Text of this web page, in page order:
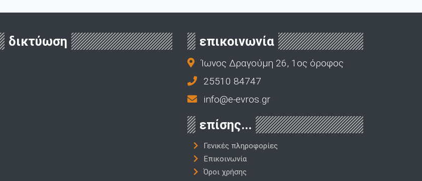
δικτύωση επικοινωνία
Ίωνος Δραγούμη 26, 1ος όροφος
25510 84747
info@e-evros.gr
επίσης...
Γενικές πληροφορίες
Επικοινωνία
Όροι χρήσης